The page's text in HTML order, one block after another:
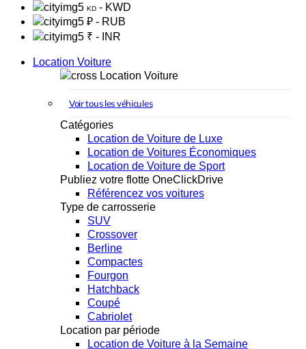
KD - KWD
₽ - RUB
₹ - INR
Location Voiture
Location Voiture
Voir tous les véhicules
Catégories
Location de Voiture de Luxe
Location de Voitures Économiques
Location de Voiture de Sport
Publiez votre flotte OneClickDrive
Référencez vos voitures
Type de carrosserie
SUV
Crossover
Berline
Compactes
Fourgon
Hatchback
Coupé
Cabriolet
Location par période
Location de Voiture à la Semaine